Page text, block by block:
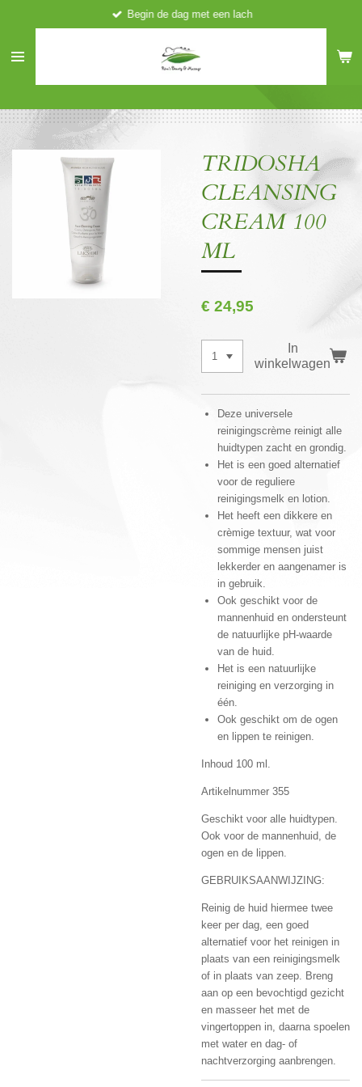
naar
hoofdinhoud
Begin de dag met een lach
TRIDOSHA
CLEANSING
CREAM 100
ML
€ 24,95
In
winkelwagen
Deze universele
reinigingscrème reinigt alle
huidtypen zacht en grondig.
Het is een goed alternatief
voor de reguliere
reinigingsmelk en lotion.
Het heeft een dikkere en
crèmige textuur, wat voor
sommige mensen juist
lekkerder en aangenamer is
in gebruik.
Ook geschikt voor de
mannenhuid en ondersteunt
de natuurlijke pH-waarde
van de huid.
Het is een natuurlijke
reiniging en verzorging in
één.
Ook geschikt om de ogen
en lippen te reinigen.
Inhoud 100 ml.
Artikelnummer 355
Geschikt voor alle huidtypen.
Ook voor de mannenhuid, de
ogen en de lippen.
GEBRUIKSAANWIJZING:
Reinig de huid hiermee twee
keer per dag, een goed
alternatief voor het reinigen in
plaats van een reinigingsmelk
of in plaats van zeep. Breng
aan op een bevochtigd gezicht
en masseer het met de
vingertoppen in, daarna spoelen
met water en dag- of
nachtverzorging aanbrengen.